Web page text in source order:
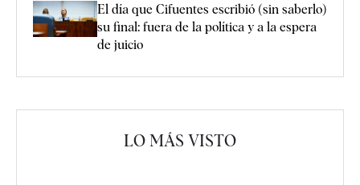
El día que Cifuentes escribió (sin saberlo)
su final: fuera de la política y a la espera
de juicio
LO MÁS VISTO